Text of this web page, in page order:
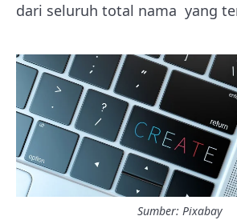
dari seluruh total nama yang
Sumber: Pixabay